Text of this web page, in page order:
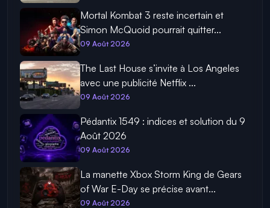
Mortal Kombat 3 reste incertain et
Simon McQuoid pourrait quitter...
09 Août 2026
The Last House s’invite à Los Angeles
avec une publicité Netflix ...
09 Août 2026
Pédantix 1549 : indices et solution du 9
Août 2026
09 Août 2026
La manette Xbox Storm King de Gears
of War E-Day se précise avant...
09 Août 2026